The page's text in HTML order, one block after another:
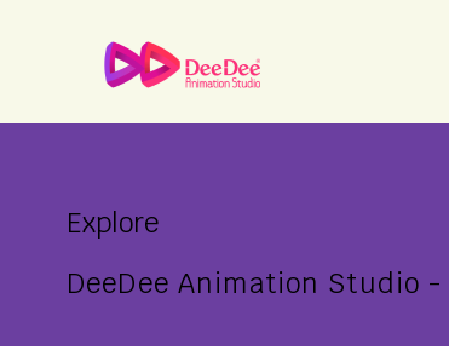
Explore
DeeDee Animation Studio -